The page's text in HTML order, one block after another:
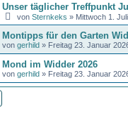
Unser täglicher Treffpunkt
von Sternkeks » Mittwoch 1.
Montipps für den Garten
von gerhild» Freitag 23. Januar
Mond im Widder 2026
von gerhild» Freitag 23. Januar